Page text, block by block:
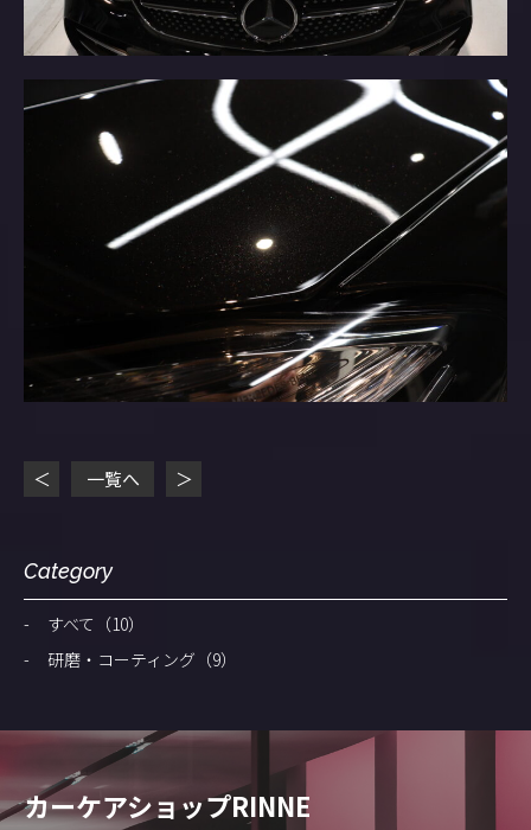
＜ 一覧へ ＞
Category
すべて （10）
研磨・コーティング （9）
カーケアショップRINNE